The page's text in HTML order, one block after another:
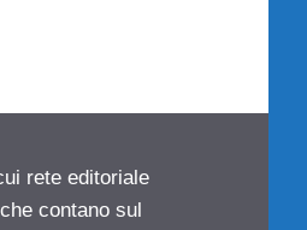
rete editoriale
contano sul